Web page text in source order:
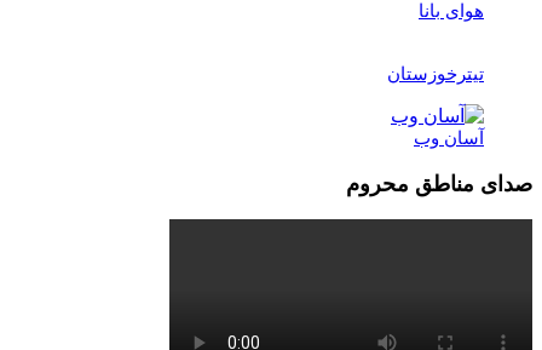
هوای بانا
تیترخوزستان
آسان وب
صدای مناطق محروم